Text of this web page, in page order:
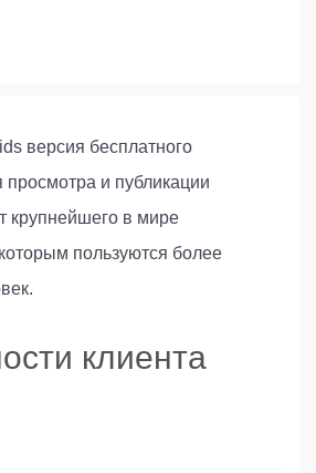
версия бесплатного
и публикации
крупнейшего в мире
пользуются более
клиента